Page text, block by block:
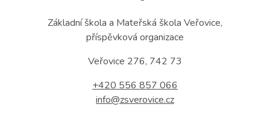
Základní škola a Mateřská škola Veřovice,
příspěvková organizace
Veřovice 276, 742 73
+420 556 857 066
info@zsverovice.cz